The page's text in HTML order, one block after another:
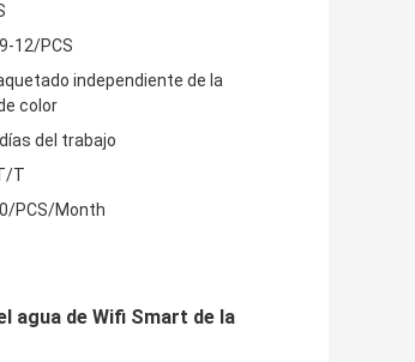
12/PCS
independiente de la
color
del trabajo
T
PCS/Month
agua de Wifi Smart de la